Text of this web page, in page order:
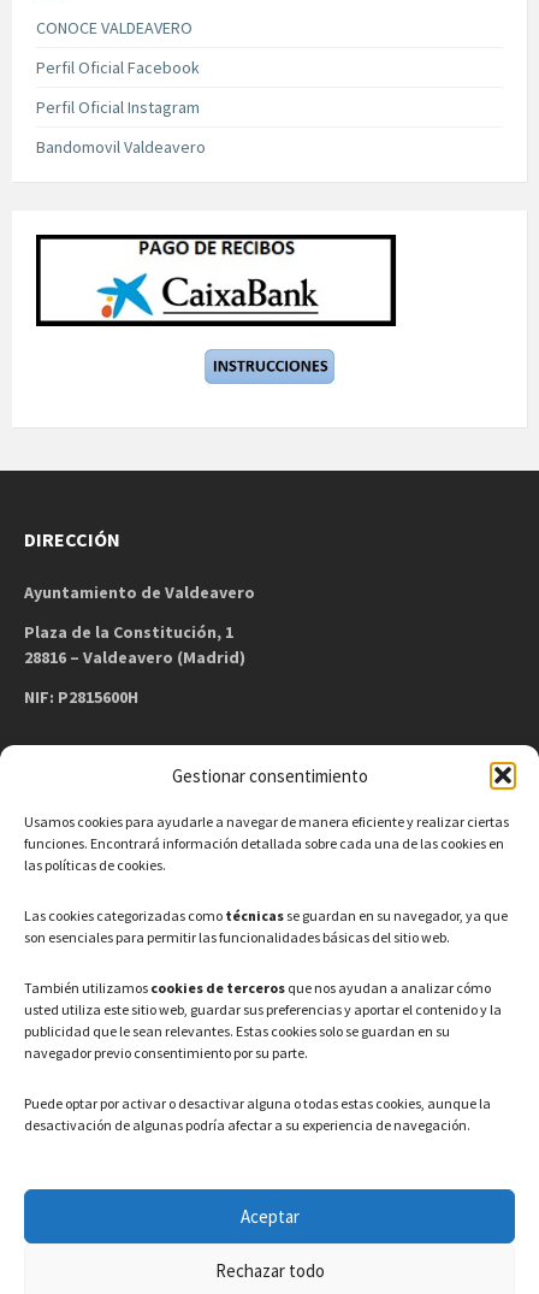
Gestionar consentimiento
Usamos cookies para ayudarle a navegar de manera eficiente y realizar ciertas
funciones. Encontrará información detallada sobre cada una de las cookies en
las políticas de cookies.
Las cookies categorizadas como técnicas se guardan en su navegador, ya que
son esenciales para permitir las funcionalidades básicas del sitio web.
También utilizamos cookies de terceros que nos ayudan a analizar cómo
usted utiliza este sitio web, guardar sus preferencias y aportar el contenido y la
publicidad que le sean relevantes. Estas cookies solo se guardan en su
navegador previo consentimiento por su parte.
Puede optar por activar o desactivar alguna o todas estas cookies, aunque la
desactivación de algunas podría afectar a su experiencia de navegación.
Aceptar
Rechazar todo
CONOCE VALDEAVERO
Perfil Oficial Facebook
Perfil Oficial Instagram
Bandomovil Valdeavero
DIRECCIÓN
Ayuntamiento de Valdeavero
Plaza de la Constitución, 1
28816 – Valdeavero (Madrid)
NIF: P2815600H
Teléfono: 91 886 44 62
Correo Electrónico:
HORARIO
Lunes a Viernes: 08:00h – 15:00h
LEGAL
Política de privacidad–Aviso Legal–Política de cookies
Registro de actividades de Tratamiento